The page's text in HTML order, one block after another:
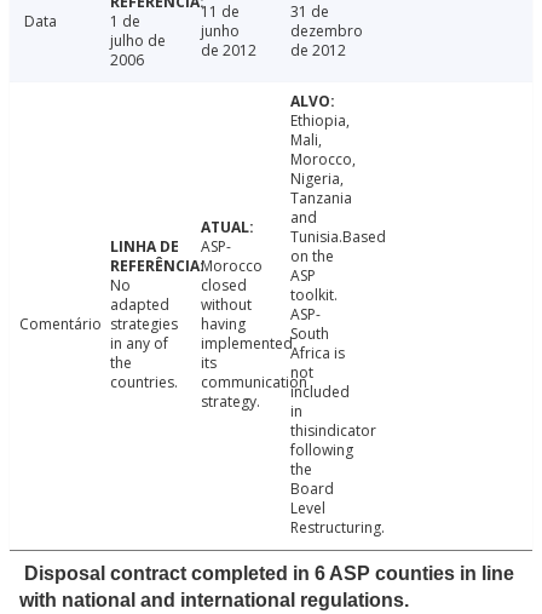
Data
1 de
julho de
2006
11 de
junho
de 2012
31 de
dezembro
de 2012
Comentário
No
adapted
strategies
in any of
the
countries.
ASP-
Morocco
closed
without
having
implemented
its
communication
strategy.
Ethiopia,
Mali,
Morocco,
Nigeria,
Tanzania
and
Tunisia.Based
on the
ASP
toolkit.
ASP-
South
Africa is
not
included
in
thisindicator
following
the
Board
Level
Restructuring.
Disposal contract completed in 6 ASP counties in line
with national and international regulations.